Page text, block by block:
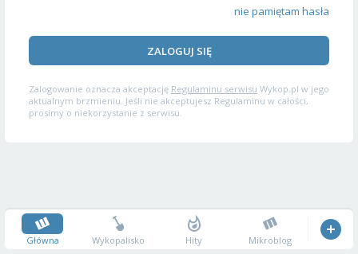
nie pamiętam hasła
ZALOGUJ SIĘ
Zalogowanie oznacza akceptację Regulaminu serwisu Wykop.pl w jego
aktualnym brzmieniu. Jeśli nie akceptujesz Regulaminu w całości,
prosimy o niekorzystanie z serwisu.
Główna Wykopalisko Hity Mikroblog